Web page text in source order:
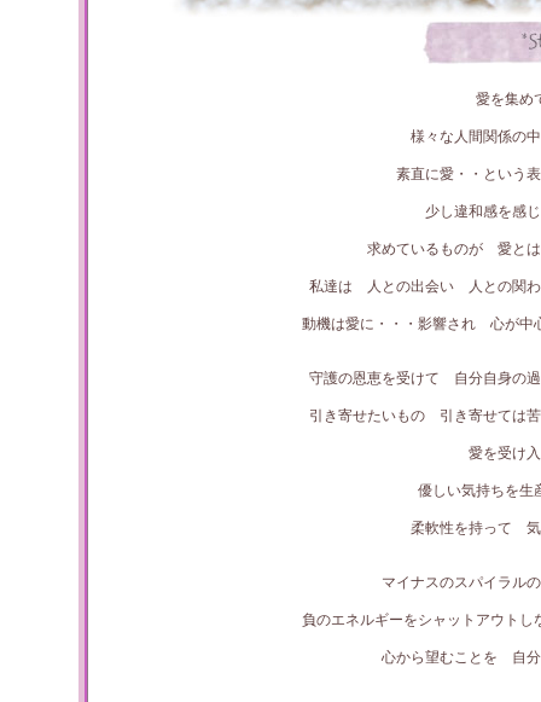
愛を集め
様々な人間関係の
素直に愛・・という
少し違和感を感
求めているものが 愛と
私達は 人との出会い 人との関
動機は愛に・・・影響され 心が中
守護の恩恵を受けて 自分自身の
引き寄せたいもの 引き寄せては
愛を受け
優しい気持ちを
柔軟性を持って
マイナスのスパイラル
負のエネルギーをシャットアウト
心から望むことを 自